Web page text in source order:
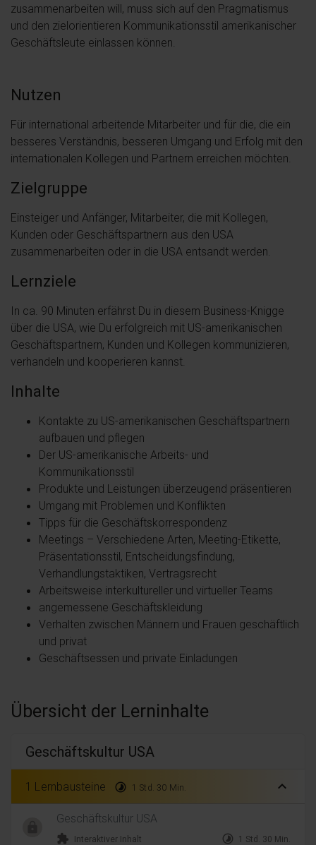
zusammenarbeiten will, muss sich auf den Pragmatismus
und den zielorientieren Kommunikationsstil amerikanischer
Geschäftsleute einlassen können.
Nutzen
Für international arbeitende Mitarbeiter und für die, die ein
besseres Verständnis, besseren Umgang und Erfolg mit den
internationalen Kollegen und Partnern erreichen möchten.
Zielgruppe
Einsteiger und Anfänger, Mitarbeiter, die mit Kollegen,
Kunden oder Geschäftspartnern aus den USA
zusammenarbeiten oder in die USA entsandt werden.
Lernziele
In ca. 90 Minuten erfährst Du in diesem Business-Knigge
über die USA, wie Du erfolgreich mit US-amerikanischen
Geschäftspartnern, Kunden und Kollegen kommunizieren,
verhandeln und kooperieren kannst.
Inhalte
Kontakte zu US-amerikanischen Geschäftspartnern
aufbauen und pflegen
Der US-amerikanische Arbeits- und
Kommunikationsstil
Produkte und Leistungen überzeugend präsentieren
Umgang mit Problemen und Konflikten
Tipps für die Geschäftskorrespondenz
Meetings – Verschiedene Arten, Meeting-Etikette,
Präsentationsstil, Entscheidungsfindung,
Verhandlungstaktiken, Vertragsrecht
Arbeitsweise interkultureller und virtueller Teams
angemessene Geschäftskleidung
Verhalten zwischen Männern und Frauen geschäftlich
und privat
Geschäftsessen und private Einladungen
Übersicht der Lerninhalte
Geschäftskultur USA
1 Lernbausteine timelapse 1 Std. 30 Min. expand_less
Geschäftskultur USA
extension Interaktiver Inhalt timelapse 1 Std. 30 Min.